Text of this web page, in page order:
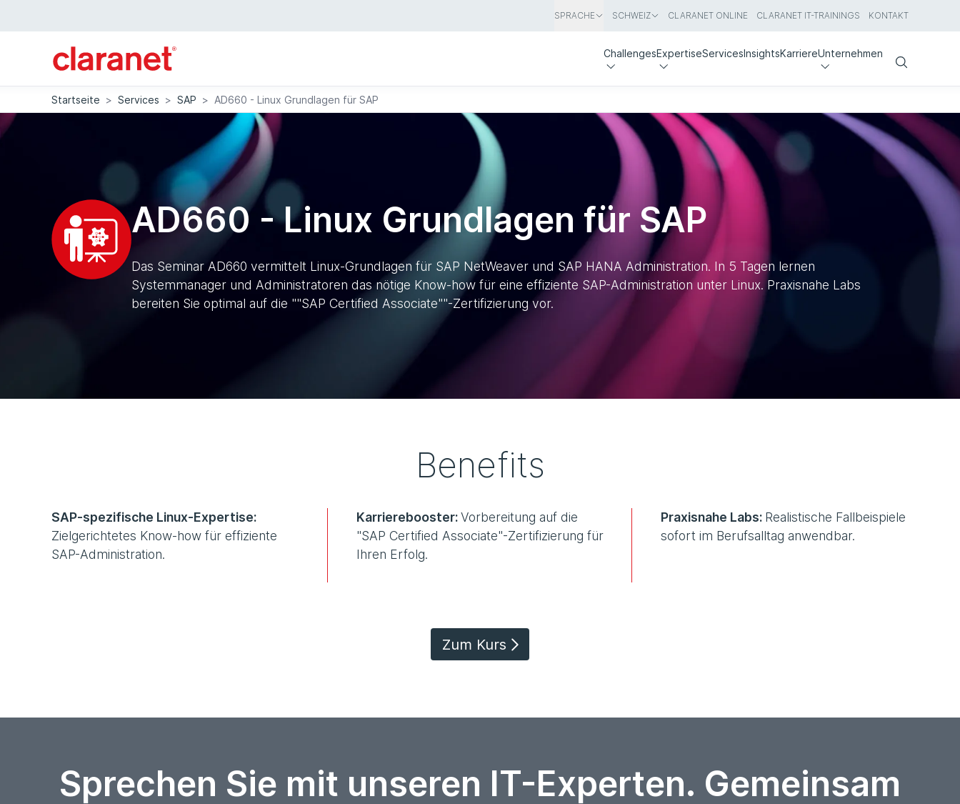
SPRACHE SCHWEIZ CLARANET ONLINE CLARANET IT-TRAININGS KONTAKT
ChallengesExpertiseServicesInsightsKarriereUnternehmen
Search
Startseite > Services > SAP > AD660 - Linux Grundlagen für SAP
AD660 - Linux Grundlagen für SAP
Das Seminar AD660 vermittelt Linux-Grundlagen für SAP NetWeaver und SAP HANA Administration. In 5 Tagen lernen
Systemmanager und Administratoren das nötige Know-how für eine effiziente SAP-Administration unter Linux. Praxisnahe Labs
bereiten Sie optimal auf die ""SAP Certified Associate""-Zertifizierung vor.
Benefits
SAP-spezifische Linux-Expertise:
Zielgerichtetes Know-how für effiziente
SAP-Administration.
Karrierebooster:Vorbereitung auf die
"SAP Certified Associate"-Zertifizierung für
Ihren Erfolg.
Praxisnahe Labs: Realistische Fallbeispiele
sofort im Berufsalltag anwendbar.
Zum Kurs
Sprechen Sie mit unseren IT-Experten. Gemeinsam